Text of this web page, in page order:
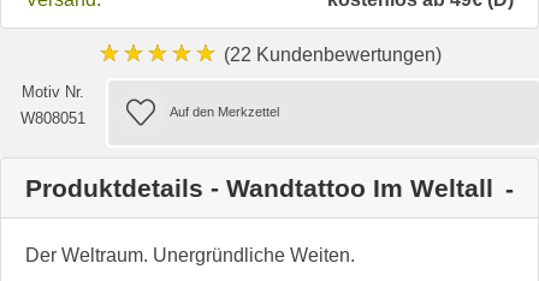
★★★★★ (22 Kundenbewertungen)
Motiv Nr.
W808051
Produktdetails - Wandtattoo Im Weltall
Der Weltraum. Unergründliche Weiten.